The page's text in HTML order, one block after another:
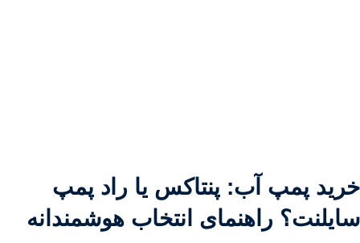
خرید پمپ آب: پنتاکس یا راد پمپ
سایلنت؟ راهنمای انتخاب هوشمندانه